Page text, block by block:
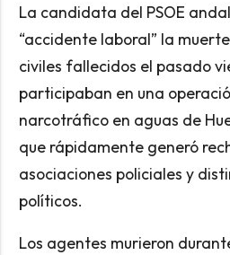
La candidata del PSOE
“accidente laboral” la
civiles fallecidos el pasado
participaban en una
narcotráfico en aguas de
que rápidamente generó
asociaciones policiales y
políticos.
Los agentes murieron